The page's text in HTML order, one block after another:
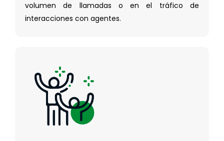
volumen de llamadas o en el tráfico de
interacciones con agentes.